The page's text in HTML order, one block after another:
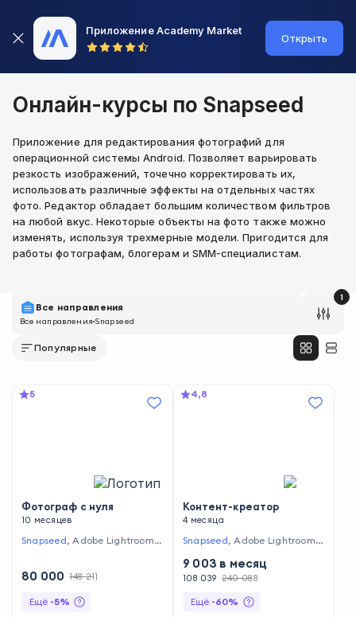
Приложение Academy Market
Открыть
Онлайн-курсы по Snapseed
Приложение для редактирования фотографий для
операционной системы Android. Позволяет варьировать
резкость изображений, точечно корректировать их,
использовать различные эффекты на отдельных частях
фото. Редактор обладает большим количеством фильтров
на любой вкус. Некоторые объекты на фото также можно
изменять, используя трехмерные модели. Пригодится для
работы фотографам, блогерам и SMM-специалистам.
Все направления
Все направленияSnapseed
1
Популярные
5
Фотограф с нуля
10 месяцев
Snapseed,Adobe Lightroom,
80 000 148 211
Ещё -5%
4,8
Контент-креатор
4 месяца
Snapseed,Adobe Lightroom,
9 003 в месяц
108 039 240 088
Ещё -60%